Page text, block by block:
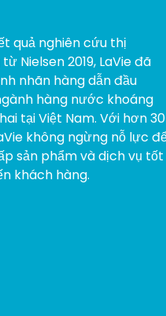
quả nghiên cứu thị
Nielsen 2019, LaVie đã
nhãn hàng dẫn đầu
hàng nước khoáng
tại Việt Nam. Với hơn 30
không ngừng nỗ lực
sản phẩm và dịch vụ tốt
khách hàng.